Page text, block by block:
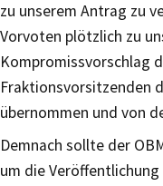
zu unserem Antrag zu
Vorvoten plötzlich zu
Kompromissvorschlag
Fraktionsvorsitzenden
übernommen und von
Demnach sollte der
um die